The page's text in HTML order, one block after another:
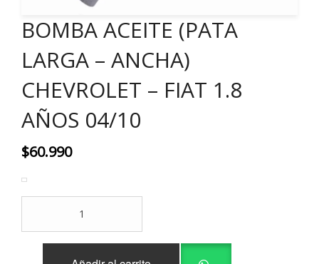
BOMBA ACEITE (PATA
LARGA – ANCHA)
CHEVROLET – FIAT 1.8
AÑOS 04/10
$60.990
(PATA
LARGA